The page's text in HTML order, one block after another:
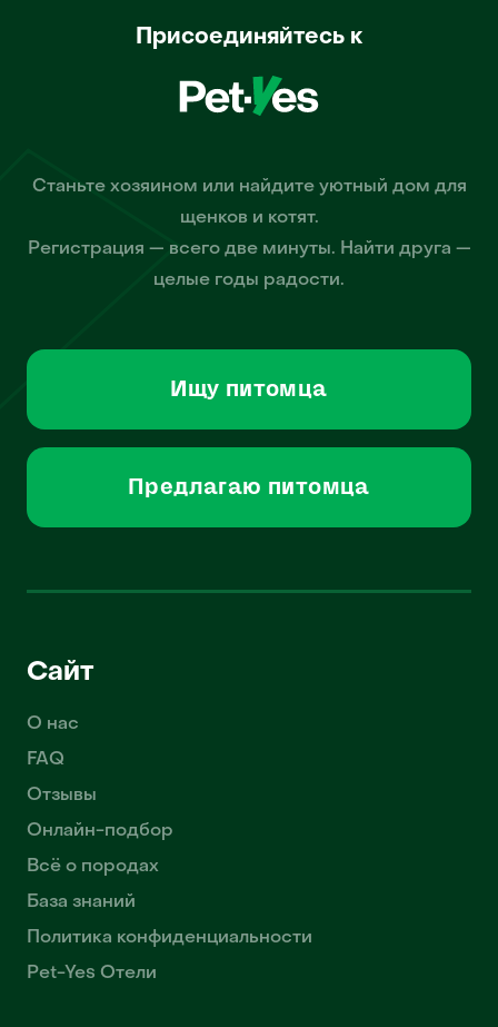
Присоединяйтесь к
Станьте хозяином или найдите уютный дом для
щенков и котят.
Регистрация — всего две минуты. Найти друга —
целые годы радости.
Ищу питомца
Предлагаю питомца
Сайт
О нас
FAQ
Отзывы
Онлайн-подбор
Всё о породах
База знаний
Политика конфиденциальности
Pet-Yes Отели